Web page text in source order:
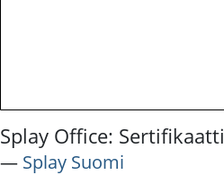
Splay Office: Sertifikaatti
― Splay Suomi